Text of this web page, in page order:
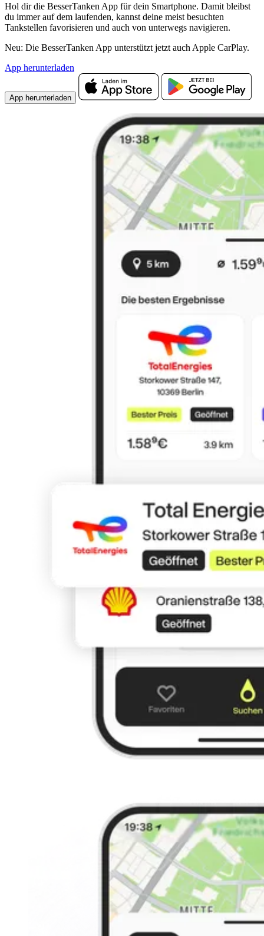
Hol dir die BesserTanken App für dein Smartphone. Damit bleibst
du immer auf dem laufenden, kannst deine meist besuchten
Tankstellen favorisieren und auch von unterwegs navigieren.
Neu: Die BesserTanken App unterstützt jetzt auch Apple CarPlay.
App herunterladen
App herunterladen